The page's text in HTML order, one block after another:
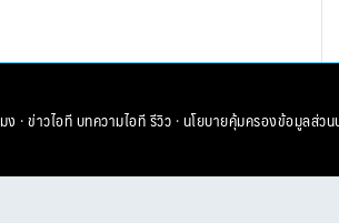
ง ·ข่าวไอทีบทความไอทีรีวิว ·นโยบายคุ้มครองข้อมูลส่ว